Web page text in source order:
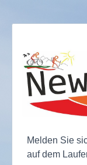
Melden Sie
auf dem